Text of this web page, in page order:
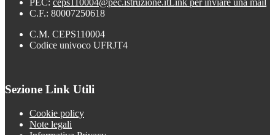
C.F.: 80007250618
C.M. CEPS110004
Codice univoco UFRJT4
Sezione Link Utili
Cookie policy
Note legali